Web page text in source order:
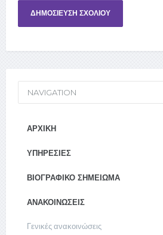
NAVIGATION
ΑΡΧΙΚΉ
ΥΠΗΡΕΣΊΕΣ
ΒΙΟΓΡΑΦΙΚΌ ΣΗΜΕΊΩΜΑ
ΑΝΑΚΟΙΝΏΣΕΙΣ
Γενικές ανακοινώσεις